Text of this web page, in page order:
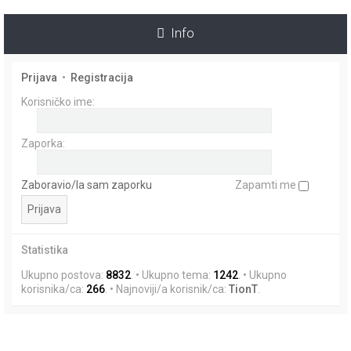
Info
Prijava • Registracija
Korisničko ime:
Zaporka:
Zaboravio/la sam zaporku Zapamti me
Statistika
Ukupno postova: 8832 . • Ukupno tema: 1242 . • Ukupno
korisnika/ca: 266 . • Najnoviji/a korisnik/ca: TionT